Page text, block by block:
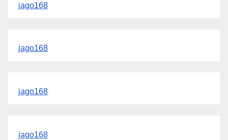
jago168
jago168
jago168
jago168